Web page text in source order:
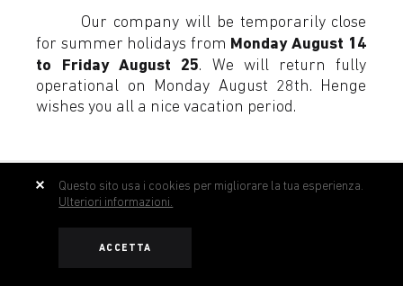
Our company will be temporarily close
for summer holidays from Monday August 14
to Friday August 25. We will return fully
operational on Monday August 28th. Henge
wishes you all a nice vacation period.
ISCRIVITI ALLA
Questo sito usa i cookies per migliorare la tua esperienza.
Ulteriori informazioni.
ACCETTA